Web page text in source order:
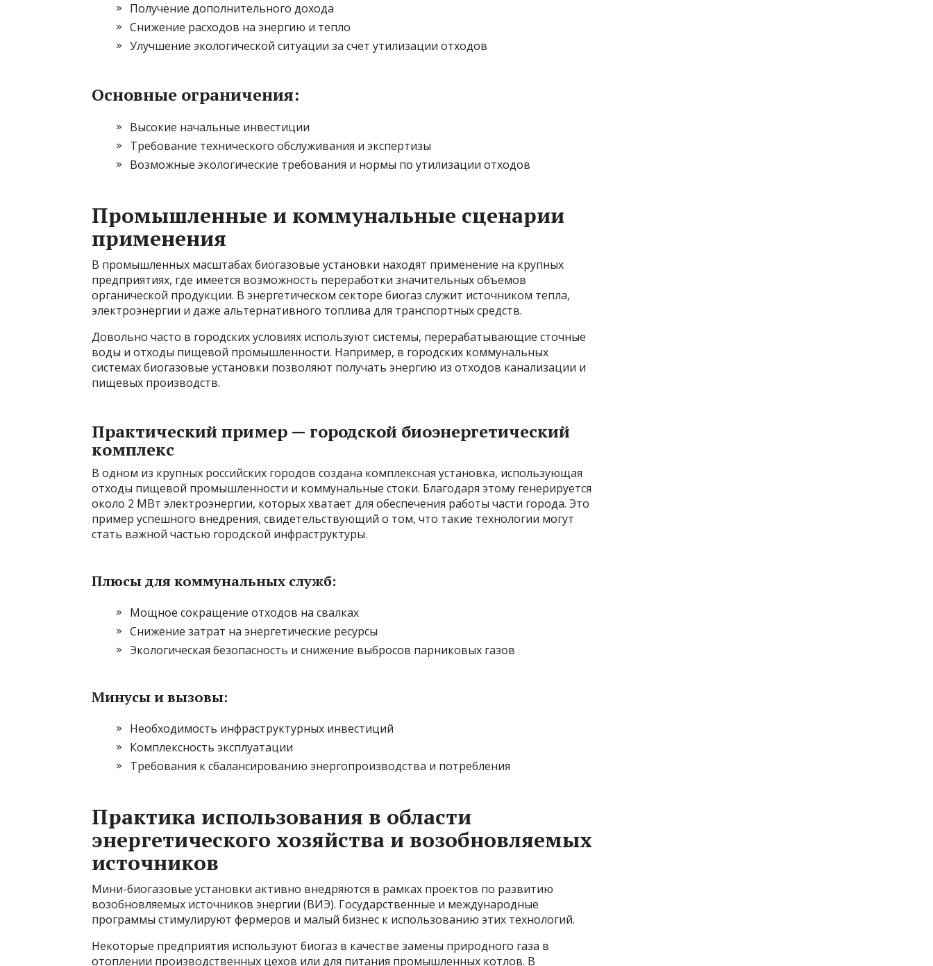
Получение дополнительного дохода
Снижение расходов на энергию и тепло
Улучшение экологической ситуации за счет утилизации отходов
Основные ограничения:
Высокие начальные инвестиции
Требование технического обслуживания и экспертизы
Возможные экологические требования и нормы по утилизации отходов
Промышленные и коммунальные сценарии
применения
В промышленных масштабах биогазовые установки находят применение на крупных
предприятиях, где имеется возможность переработки значительных объемов
органической продукции. В энергетическом секторе биогаз служит источником тепла,
электроэнергии и даже альтернативного топлива для транспортных средств.
Довольно часто в городских условиях используют системы, перерабатывающие сточные
воды и отходы пищевой промышленности. Например, в городских коммунальных
системах биогазовые установки позволяют получать энергию из отходов канализации и
пищевых производств.
Практический пример — городской биоэнергетический
комплекс
В одном из крупных российских городов создана комплексная установка, использующая
отходы пищевой промышленности и коммунальные стоки. Благодаря этому генерируется
около 2 МВт электроэнергии, которых хватает для обеспечения работы части города. Это
пример успешного внедрения, свидетельствующий о том, что такие технологии могут
стать важной частью городской инфраструктуры.
Плюсы для коммунальных служб:
Мощное сокращение отходов на свалках
Снижение затрат на энергетические ресурсы
Экологическая безопасность и снижение выбросов парниковых газов
Минусы и вызовы:
Необходимость инфраструктурных инвестиций
Комплексность эксплуатации
Требования к сбалансированию энергопроизводства и потребления
Практика использования в области
энергетического хозяйства и возобновляемых
источников
Мини-биогазовые установки активно внедряются в рамках проектов по развитию
возобновляемых источников энергии (ВИЭ). Государственные и международные
программы стимулируют фермеров и малый бизнес к использованию этих технологий.
Некоторые предприятия используют биогаз в качестве замены природного газа в
отоплении производственных цехов или для питания промышленных котлов. В